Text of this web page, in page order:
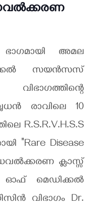
അമല
സയൻസസ്
രാവിലെ 10
R.S.R.V.H.S.S
"Rare Disease
ക്ലാസ്സ്
ഓഫ് മെഡിക്കൽ
വിഭാഗം Dr.